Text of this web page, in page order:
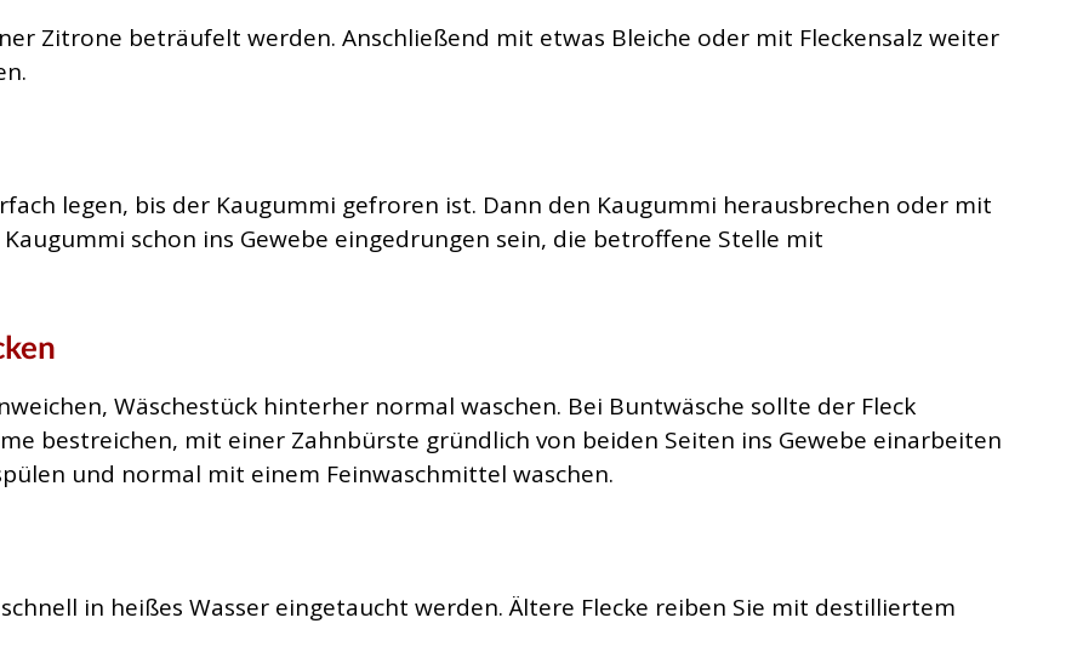
Zitrone beträufelt werden. Anschließend mit etwas Bleiche oder mit Fleckensalz weiter
legen, bis der Kaugummi gefroren ist. Dann den Kaugummi herausbrechen oder mit
schon ins Gewebe eingedrungen sein, die betroffene Stelle mit
Wäschestück hinterher normal waschen. Bei Buntwäsche sollte der Fleck
bestreichen, mit einer Zahnbürste gründlich von beiden Seiten ins Gewebe einarbeiten
und normal mit einem Feinwaschmittel waschen.
in heißes Wasser eingetaucht werden. Ältere Flecke reiben Sie mit destilliertem